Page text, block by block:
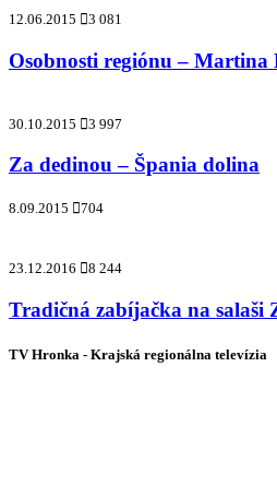
12.06.2015 3 081
Osobnosti regiónu – Martina
30.10.2015 3 997
Za dedinou – Špania dolina
8.09.2015 704
23.12.2016 8 244
Tradičná zabíjačka na salaši
TV Hronka - Krajská regionálna televízia